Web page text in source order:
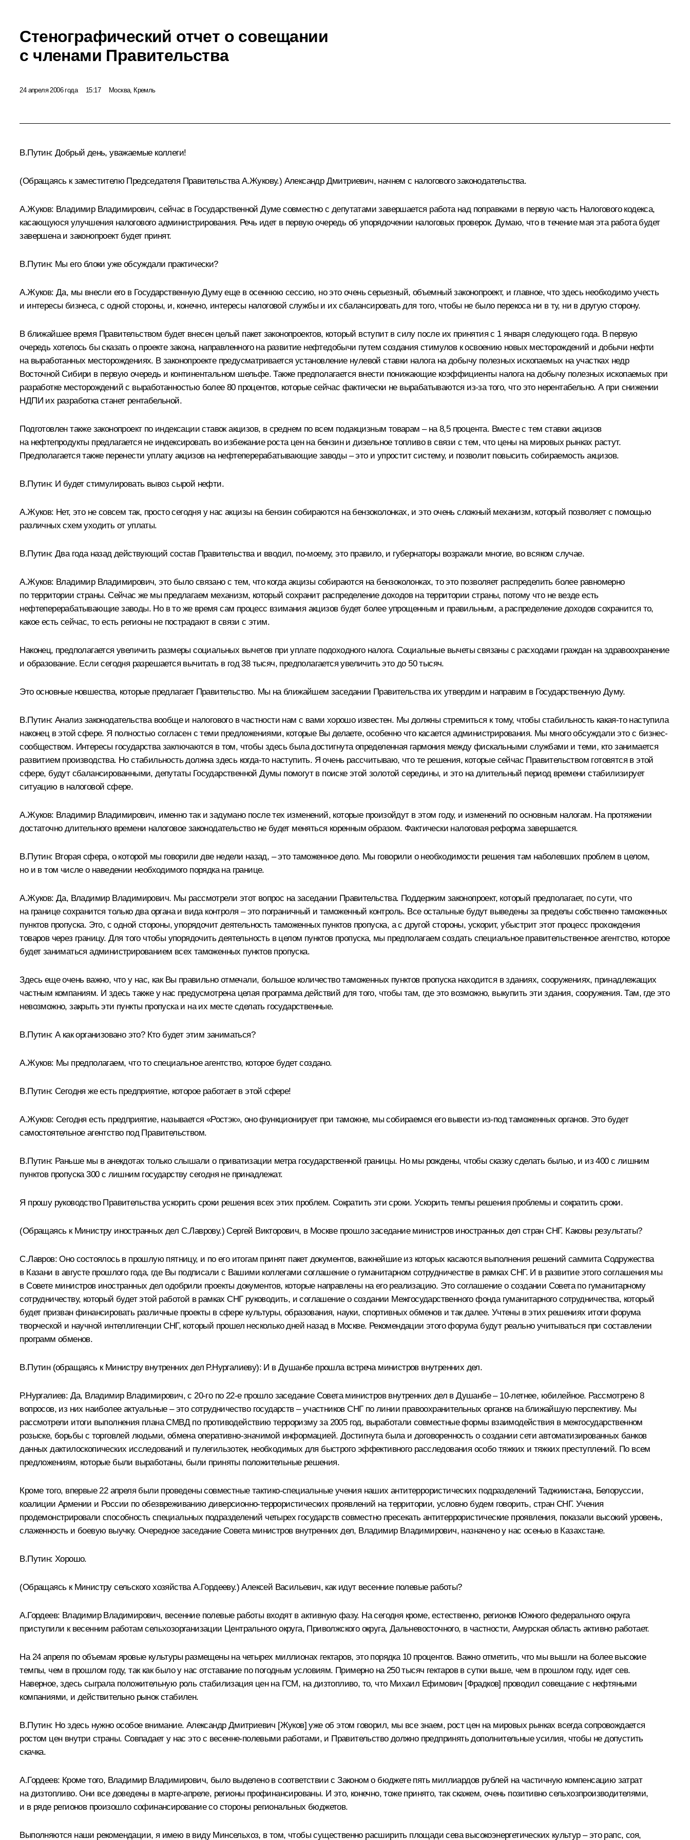
Стенографический отчет о совещании
с членами Правительства
24 апреля 2006 года 15:17 Москва, Кремль
В.Путин: Добрый день, уважаемые коллеги!
(Обращаясь к заместителю Председателя Правительства А.Жукову.) Александр Дмитриевич, начнем с налогового законодательства.
А.Жуков: Владимир Владимирович, сейчас в Государственной Думе совместно с депутатами завершается работа над поправками в первую часть Налогового кодекса,
касающуюся улучшения налогового администрирования. Речь идет в первую очередь об упорядочении налоговых проверок. Думаю, что в течение мая эта работа будет
завершена и законопроект будет принят.
В.Путин: Мы его блоки уже обсуждали практически?
А.Жуков: Да, мы внесли его в Государственную Думу еще в осеннюю сессию, но это очень серьезный, объемный законопроект, и главное, что здесь необходимо учесть
и интересы бизнеса, с одной стороны, и, конечно, интересы налоговой службы и их сбалансировать для того, чтобы не было перекоса ни в ту, ни в другую сторону.
В ближайшее время Правительством будет внесен целый пакет законопроектов, который вступит в силу после их принятия с 1 января следующего года. В первую
очередь хотелось бы сказать о проекте закона, направленного на развитие нефтедобычи путем создания стимулов к освоению новых месторождений и добычи нефти
на выработанных месторождениях. В законопроекте предусматривается установление нулевой ставки налога на добычу полезных ископаемых на участках недр
Восточной Сибири в первую очередь и континентальном шельфе. Также предполагается внести понижающие коэффициенты налога на добычу полезных ископаемых при
разработке месторождений с выработанностью более 80 процентов, которые сейчас фактически не вырабатываются из‑за того, что это нерентабельно. А при снижении
НДПИ их разработка станет рентабельной.
Подготовлен также законопроект по индексации ставок акцизов, в среднем по всем подакцизным товарам – на 8,5 процента. Вместе с тем ставки акцизов
на нефтепродукты предлагается не индексировать во избежание роста цен на бензин и дизельное топливо в связи с тем, что цены на мировых рынках растут.
Предполагается также перенести уплату акцизов на нефтеперерабатывающие заводы – это и упростит систему, и позволит повысить собираемость акцизов.
В.Путин: И будет стимулировать вывоз сырой нефти.
А.Жуков: Нет, это не совсем так, просто сегодня у нас акцизы на бензин собираются на бензоколонках, и это очень сложный механизм, который позволяет с помощью
различных схем уходить от уплаты.
В.Путин: Два года назад действующий состав Правительства и вводил, по‑моему, это правило, и губернаторы возражали многие, во всяком случае.
А.Жуков: Владимир Владимирович, это было связано с тем, что когда акцизы собираются на бензоколонках, то это позволяет распределить более равномерно
по территории страны. Сейчас же мы предлагаем механизм, который сохранит распределение доходов на территории страны, потому что не везде есть
нефтеперерабатывающие заводы. Но в то же время сам процесс взимания акцизов будет более упрощенным и правильным, а распределение доходов сохранится то,
какое есть сейчас, то есть регионы не пострадают в связи с этим.
Наконец, предполагается увеличить размеры социальных вычетов при уплате подоходного налога. Социальные вычеты связаны с расходами граждан на здравоохранение
и образование. Если сегодня разрешается вычитать в год 38 тысяч, предполагается увеличить это до 50 тысяч.
Это основные новшества, которые предлагает Правительство. Мы на ближайшем заседании Правительства их утвердим и направим в Государственную Думу.
В.Путин: Анализ законодательства вообще и налогового в частности нам с вами хорошо известен. Мы должны стремиться к тому, чтобы стабильность какая‑то наступила
наконец в этой сфере. Я полностью согласен с теми предложениями, которые Вы делаете, особенно что касается администрирования. Мы много обсуждали это с бизнес-
сообществом. Интересы государства заключаются в том, чтобы здесь была достигнута определенная гармония между фискальными службами и теми, кто занимается
развитием производства. Но стабильность должна здесь когда‑то наступить. Я очень рассчитываю, что те решения, которые сейчас Правительством готовятся в этой
сфере, будут сбалансированными, депутаты Государственной Думы помогут в поиске этой золотой середины, и это на длительный период времени стабилизирует
ситуацию в налоговой сфере.
А.Жуков: Владимир Владимирович, именно так и задумано после тех изменений, которые произойдут в этом году, и изменений по основным налогам. На протяжении
достаточно длительного времени налоговое законодательство не будет меняться коренным образом. Фактически налоговая реформа завершается.
В.Путин: Вторая сфера, о которой мы говорили две недели назад, – это таможенное дело. Мы говорили о необходимости решения там наболевших проблем в целом,
но и в том числе о наведении необходимого порядка на границе.
А.Жуков: Да, Владимир Владимирович. Мы рассмотрели этот вопрос на заседании Правительства. Поддержим законопроект, который предполагает, по сути, что
на границе сохранится только два органа и вида контроля – это пограничный и таможенный контроль. Все остальные будут выведены за пределы собственно таможенных
пунктов пропуска. Это, с одной стороны, упорядочит деятельность таможенных пунктов пропуска, а с другой стороны, ускорит, убыстрит этот процесс прохождения
товаров через границу. Для того чтобы упорядочить деятельность в целом пунктов пропуска, мы предполагаем создать специальное правительственное агентство, которое
будет заниматься администрированием всех таможенных пунктов пропуска.
Здесь еще очень важно, что у нас, как Вы правильно отмечали, большое количество таможенных пунктов пропуска находится в зданиях, сооружениях, принадлежащих
частным компаниям. И здесь также у нас предусмотрена целая программа действий для того, чтобы там, где это возможно, выкупить эти здания, сооружения. Там, где это
невозможно, закрыть эти пункты пропуска и на их месте сделать государственные.
В.Путин: А как организовано это? Кто будет этим заниматься?
А.Жуков: Мы предполагаем, что то специальное агентство, которое будет создано.
В.Путин: Сегодня же есть предприятие, которое работает в этой сфере!
А.Жуков: Сегодня есть предприятие, называется «Ростэк», оно функционирует при таможне, мы собираемся его вывести из‑под таможенных органов. Это будет
самостоятельное агентство под Правительством.
В.Путин: Раньше мы в анекдотах только слышали о приватизации метра государственной границы. Но мы рождены, чтобы сказку сделать былью, и из 400 с лишним
пунктов пропуска 300 с лишним государству сегодня не принадлежат.
Я прошу руководство Правительства ускорить сроки решения всех этих проблем. Сократить эти сроки. Ускорить темпы решения проблемы и сократить сроки.
(Обращаясь к Министру иностранных дел С.Лаврову.) Сергей Викторович, в Москве прошло заседание министров иностранных дел стран СНГ. Каковы результаты?
С.Лавров: Оно состоялось в прошлую пятницу, и по его итогам принят пакет документов, важнейшие из которых касаются выполнения решений саммита Содружества
в Казани в августе прошлого года, где Вы подписали с Вашими коллегами соглашение о гуманитарном сотрудничестве в рамках СНГ. И в развитие этого соглашения мы
в Совете министров иностранных дел одобрили проекты документов, которые направлены на его реализацию. Это соглашение о создании Совета по гуманитарному
сотрудничеству, который будет этой работой в рамках СНГ руководить, и соглашение о создании Межгосударственного фонда гуманитарного сотрудничества, который
будет призван финансировать различные проекты в сфере культуры, образования, науки, спортивных обменов и так далее. Учтены в этих решениях итоги форума
творческой и научной интеллигенции СНГ, который прошел несколько дней назад в Москве. Рекомендации этого форума будут реально учитываться при составлении
программ обменов.
В.Путин (обращаясь к Министру внутренних дел Р.Нургалиеву): И в Душанбе прошла встреча министров внутренних дел.
Р.Нургалиев: Да, Владимир Владимирович, с 20-го по 22-е прошло заседание Совета министров внутренних дел в Душанбе – 10-летнее, юбилейное. Рассмотрено 8
вопросов, из них наиболее актуальные – это сотрудничество государств – участников СНГ по линии правоохранительных органов на ближайшую перспективу. Мы
рассмотрели итоги выполнения плана СМВД по противодействию терроризму за 2005 год, выработали совместные формы взаимодействия в межгосударственном
розыске, борьбы с торговлей людьми, обмена оперативно-значимой информацией. Достигнута была и договоренность о создании сети автоматизированных банков
данных дактилоскопических исследований и пулегильзотек, необходимых для быстрого эффективного расследования особо тяжких и тяжких преступлений. По всем
предложениям, которые были выработаны, были приняты положительные решения.
Кроме того, впервые 22 апреля были проведены совместные тактико-специальные учения наших антитеррористических подразделений Таджикистана, Белоруссии,
коалиции Армении и России по обезвреживанию диверсионно-террористических проявлений на территории, условно будем говорить, стран СНГ. Учения
продемонстрировали способность специальных подразделений четырех государств совместно пресекать антитеррористические проявления, показали высокий уровень,
слаженность и боевую выучку. Очередное заседание Совета министров внутренних дел, Владимир Владимирович, назначено у нас осенью в Казахстане.
В.Путин: Хорошо.
(Обращаясь к Министру сельского хозяйства А.Гордееву.) Алексей Васильевич, как идут весенние полевые работы?
А.Гордеев: Владимир Владимирович, весенние полевые работы входят в активную фазу. На сегодня кроме, естественно, регионов Южного федерального округа
приступили к весенним работам сельхозорганизации Центрального округа, Приволжского округа, Дальневосточного, в частности, Амурская область активно работает.
На 24 апреля по объемам яровые культуры размещены на четырех миллионах гектаров, это порядка 10 процентов. Важно отметить, что мы вышли на более высокие
темпы, чем в прошлом году, так как было у нас отставание по погодным условиям. Примерно на 250 тысяч гектаров в сутки выше, чем в прошлом году, идет сев.
Наверное, здесь сыграла положительную роль стабилизация цен на ГСМ, на дизтопливо, то, что Михаил Ефимович [Фрадков] проводил совещание с нефтяными
компаниями, и действительно рынок стабилен.
В.Путин: Но здесь нужно особое внимание. Александр Дмитриевич [Жуков] уже об этом говорил, мы все знаем, рост цен на мировых рынках всегда сопровождается
ростом цен внутри страны. Совпадает у нас это с весенне-полевыми работами, и Правительство должно предпринять дополнительные усилия, чтобы не допустить
скачка.
А.Гордеев: Кроме того, Владимир Владимирович, было выделено в соответствии с Законом о бюджете пять миллиардов рублей на частичную компенсацию затрат
на дизтопливо. Они все доведены в марте-апреле, регионы профинансированы. И это, конечно, тоже принято, так скажем, очень позитивно сельхозпроизводителями,
и в ряде регионов произошло софинансирование со стороны региональных бюджетов.
Выполняются наши рекомендации, я имею в виду Минсельхоз, в том, чтобы существенно расширить площади сева высокоэнергетических культур – это рапс, соя,